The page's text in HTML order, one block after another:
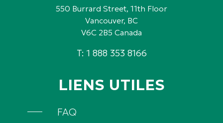
550 Burrard Street, 11th Floor
Vancouver, BC
V6C 2B5 Canada
T: 1 888 353 8166
LIENS UTILES
FAQ